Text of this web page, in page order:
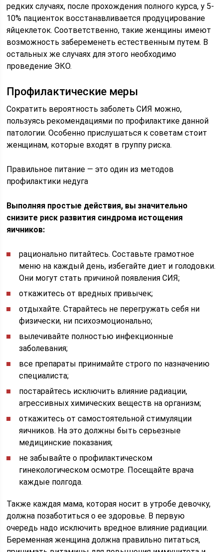
редких случаях, после прохождения полного курса, у 5-
10% пациенток восстанавливается продуцирование
яйцеклеток. Соответственно, такие женщины имеют
возможность забеременеть естественным путем. В
остальных же случаях для этого необходимо
проведение ЭКО.
Профилактические меры
Сократить вероятность заболеть СИЯ можно,
пользуясь рекомендациями по профилактике данной
патологии. Особенно прислушаться к советам стоит
женщинам, которые входят в группу риска.
Правильное питание — это один из методов
профилактики недуга
Выполняя простые действия, вы значительно
снизите риск развития синдрома истощения
яичников:
рационально питайтесь. Составьте грамотное
меню на каждый день, избегайте диет и голодовки.
Они могут стать причиной появления СИЯ;
откажитесь от вредных привычек;
отдыхайте. Старайтесь не перегружать себя ни
физически, ни психоэмоционально;
вылечивайте полностью инфекционные
заболевания;
все препараты принимайте строго по назначению
специалиста;
постарайтесь исключить влияние радиации,
агрессивных химических веществ на организм;
откажитесь от самостоятельной стимуляции
яичников. На это должны быть серьезные
медицинские показания;
не забывайте о профилактическом
гинекологическом осмотре. Посещайте врача
каждые полгода.
Также каждая мама, которая носит в утробе девочку,
должна позаботиться о ее здоровье. В первую
очередь надо исключить вредное влияние радиации.
Беременная женщина должна правильно питаться,